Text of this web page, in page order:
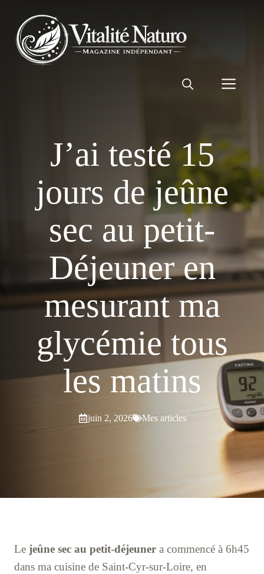
contenu
J’ai testé 15
jours de jeûne
sec au petit-
Déjeuner en
mesurant ma
glycémie tous
les matins
juin 2, 2026 Mes articles
Le jeûne sec au petit-déjeuner a commencé à 6h45
dans ma cuisine de Saint-Cyr-sur-Loire, en